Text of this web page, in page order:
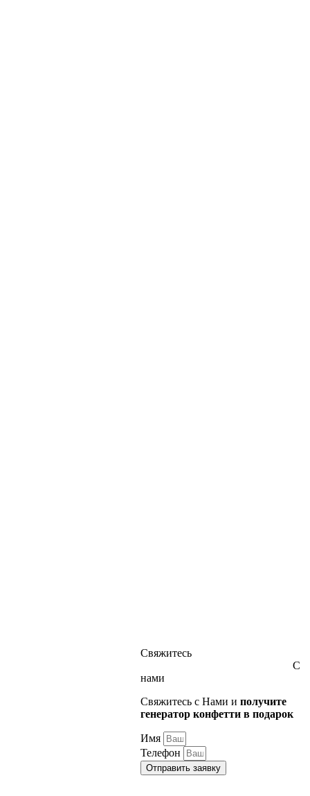
Свяжитесь
С
нами
Свяжитесь с Нами и получите
генератор конфетти в подарок
Имя
Телефон
Отправить заявку